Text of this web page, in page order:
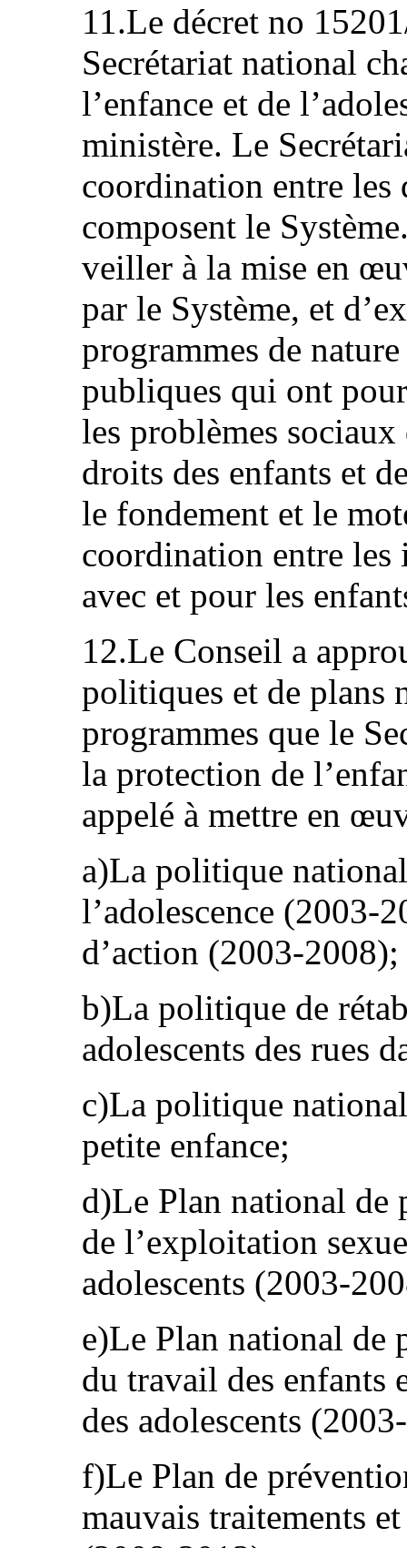
11.Le décret no
Secrétariat national
l’enfance et de
ministère. Le
coordination entre les
composent le
veiller à la mise en
par le Système, et
programmes de
publiques qui ont
les problèmes
droits des enfants et
le fondement et le
coordination entre
avec et pour les
12.Le Conseil a
politiques et de plans
programmes que le
la protection de
appelé à mettre en
a)La politique
l’adolescence (2003-
d’action (2003-2008);
b)La politique de
adolescents des rues
c)La politique
petite enfance;
d)Le Plan national de
de l’exploitation
adolescents (2003-
e)Le Plan national de
du travail des enfants
des adolescents
f)Le Plan de
mauvais traitements